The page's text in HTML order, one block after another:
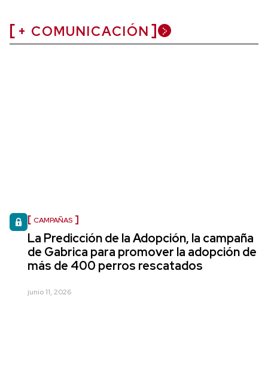
+ COMUNICACIÓN
CAMPAÑAS
La Predicción de la Adopción, la campaña
de Gabrica para promover la adopción de
más de 400 perros rescatados
junio 11, 2026